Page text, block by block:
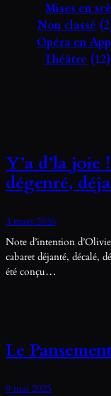
Mises en
Non classé
Opéra en
Théâtre (12)
Y’a d’la joie
dégenré,
3 mars 2026
Note d’intention
cabaret déjanté, décalé,
été conçu…
Le
9 mai 2025